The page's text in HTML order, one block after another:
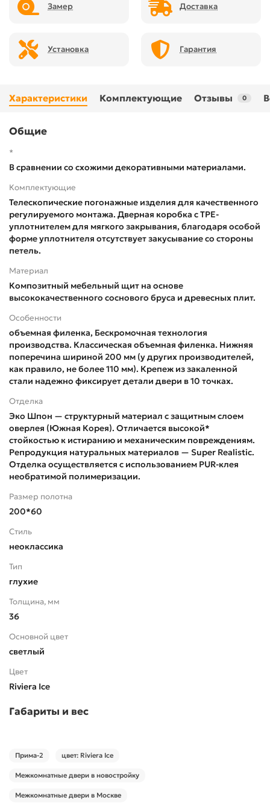
Замер Доставка
Установка Гарантия
Характеристики Комплектующие Отзывы 0
Общие
*
В сравнении со схожими декоративными материалами.
Комплектующие
Телескопические погонажные изделия для качественного
регулируемого монтажа. Дверная коробка с TPE-
уплотнителем для мягкого закрывания, благодаря особой
форме уплотнителя отсутствует закусывание со стороны
петель.
Материал
Композитный мебельный щит на основе
высококачественного соснового бруса и древесных плит.
Особенности
объемная филенка, Бескромочная технология
производства. Классическая объемная филенка. Нижняя
поперечина шириной 200 мм (у других производителей,
как правило, не более 110 мм). Крепеж из закаленной
стали надежно фиксирует детали двери в 10 точках.
Отделка
Эко Шпон — структурный материал с защитным слоем
оверлея (Южная Корея). Отличается высокой*
стойкостью к истиранию и механическим повреждениям.
Репродукция натуральных материалов — Super Realistic.
Отделка осуществляется с использованием PUR-клея
необратимой полимеризации.
Размер полотна
200*60
Стиль
неоклассика
Тип
глухие
Толщина, мм
36
Основной цвет
светлый
Цвет
Riviera Ice
Габариты и вес
Прима-2 цвет: Riviera Ice
Межкомнатные двери в новостройку
Межкомнатные двери в Москве